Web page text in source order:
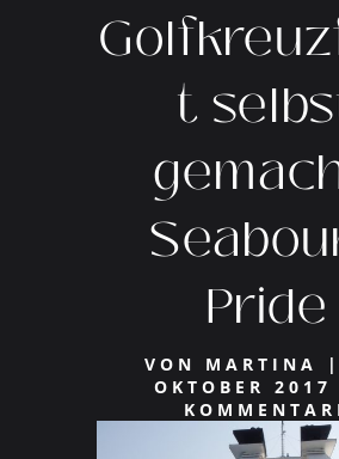
t
Pride
VON MARTINA |
OKTOBER 2017